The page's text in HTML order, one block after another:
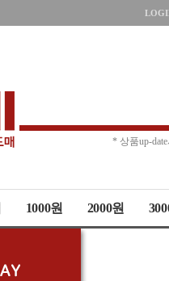
* 주문취소
1000원 2000원